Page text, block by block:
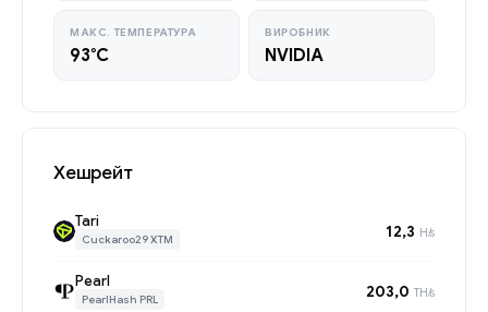
МАКС. ТЕМПЕРАТУРА
93°C
ВИРОБНИК
NVIDIA
Хешрейт
Tari
Cuckaroo29 XTM 12,3 H/s
Pearl
PearlHash PRL 203,0 TH/s